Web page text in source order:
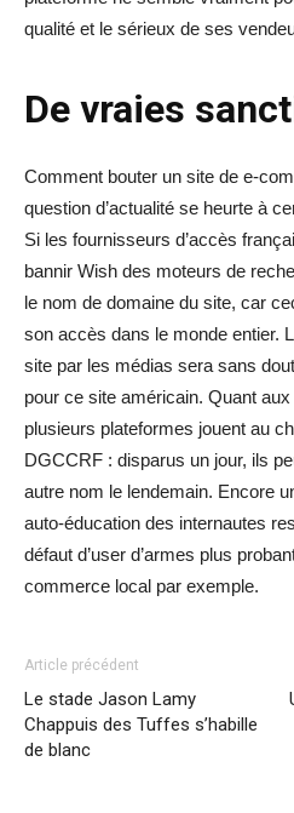
qualité et le sérieux de ses
De vraies
Comment bouter un site de e-
question d’actualité se heurte à
Si les fournisseurs d’accès
bannir Wish des moteurs de
le nom de domaine du site, car
son accès dans le monde entier.
site par les médias sera sans
pour ce site américain. Quant
plusieurs plateformes jouent au
DGCCRF : disparus un jour, ils
autre nom le lendemain. Encore
auto-éducation des internautes
défaut d’user d’armes plus
commerce local par exemple.
Article précédent
Le stade Jason Lamy
Chappuis des Tuffes s’habille
de blanc